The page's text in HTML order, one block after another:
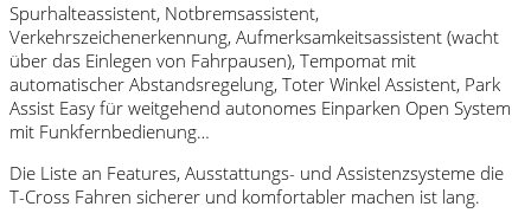
Spurhalteassistent, Notbremsassistent,
Verkehrszeichenerkennung, Aufmerksamkeitsassistent (wacht
über das Einlegen von Fahrpausen), Tempomat mit
automatischer Abstandsregelung, Toter Winkel Assistent, Park
Assist Easy für weitgehend autonomes Einparken Open System
mit Funkfernbedienung…
Die Liste an Features, Ausstattungs- und Assistenzsysteme die
T-Cross Fahren sicherer und komfortabler machen ist lang.